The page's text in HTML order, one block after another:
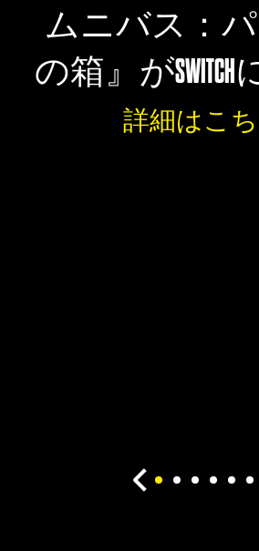
ムニバス：
の箱』が
詳細はこ